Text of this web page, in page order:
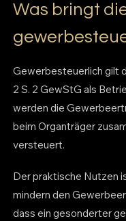
Was bringt
Gewerbesteuerlich gilt
2 S. 2 GewStG als
werden die
beim Organträger
versteuert.
Der praktische Nutzen
mindern den
dass ein gesonderter